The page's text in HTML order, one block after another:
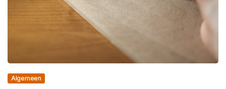
Algemeen